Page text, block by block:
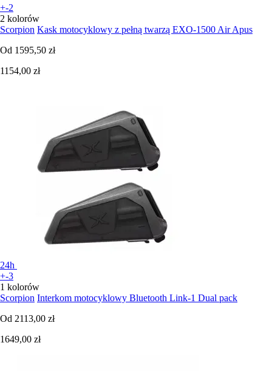
+-2
2 kolorów
Scorpion Kask motocyklowy z pełną twarzą EXO-1500 Air Apus
Od 1595,50 zł
1154,00 zł
24h
+-3
1 kolorów
Scorpion Interkom motocyklowy Bluetooth Link-1 Dual pack
Od 2113,00 zł
1649,00 zł